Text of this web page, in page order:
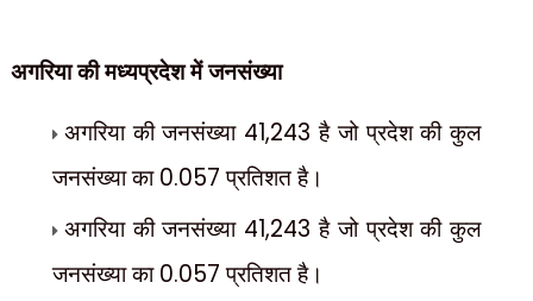
अगरिया की मध्यप्रदेश में जनसंख्या
अगरिया की जनसंख्या 41,243 है जो प्रदेश की कुल
जनसंख्या का 0.057 प्रतिशत है।
अगरिया की जनसंख्या 41,243 है जो प्रदेश की कुल
जनसंख्या का 0.057 प्रतिशत है।